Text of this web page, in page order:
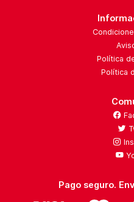
Política
Política
Pago seguro.